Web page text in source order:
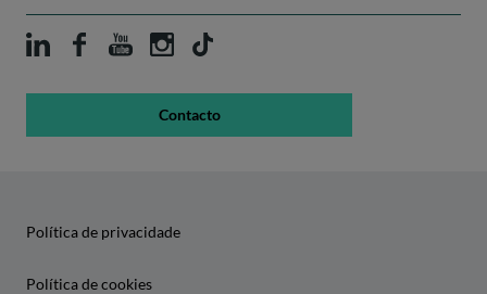
Contacto
Política de privacidade
Política de cookies